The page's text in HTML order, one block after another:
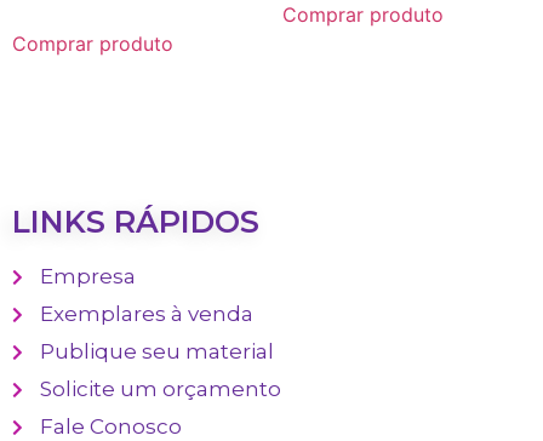
Comprar produto
Comprar produto
LINKS RÁPIDOS
Empresa
Exemplares à venda
Publique seu material
Solicite um orçamento
Fale Conosco